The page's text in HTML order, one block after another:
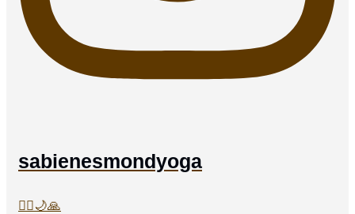
sabienesmondyoga
🧘‍♀️🌙🙏